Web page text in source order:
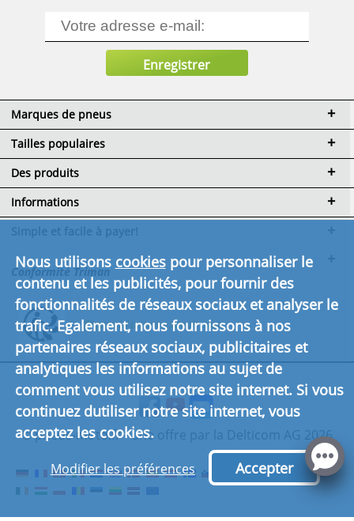
Marques de pneus
Tailles populaires
Des produits
Informations
et de livraison
Inscription partenaire de
Conformité Triman
Cliquez ici pour en savoir plus.
© pneus-moto.fr - une offre par la Delticom AG 2026
Nous utilisons cookiespour personnaliser le
contenu et les publicités, pour fournir des
fonctionnalités de réseaux sociaux et analyser le
trafic. Egalement, nous fournissons à nos
partenaires réseaux sociaux, publicitaires et
analytiques les informations au sujet de
comment vous utilisez notre site internet. Si vous
continuez dutiliser notre site internet, vous
acceptez les cookies.
Modifier les préférences Accepter